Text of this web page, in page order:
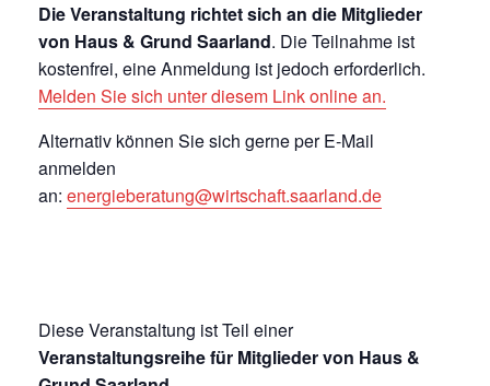
Die Veranstaltung richtet sich an die Mitglieder
von Haus & Grund Saarland. Die Teilnahme ist
kostenfrei, eine Anmeldung ist jedoch erforderlich.
Melden Sie sich unter diesem Link online an.
Alternativ können Sie sich gerne per E-Mail
anmelden
an: energieberatung@wirtschaft.saarland.de
Diese Veranstaltung ist Teil einer
Veranstaltungsreihe für Mitglieder von Haus &